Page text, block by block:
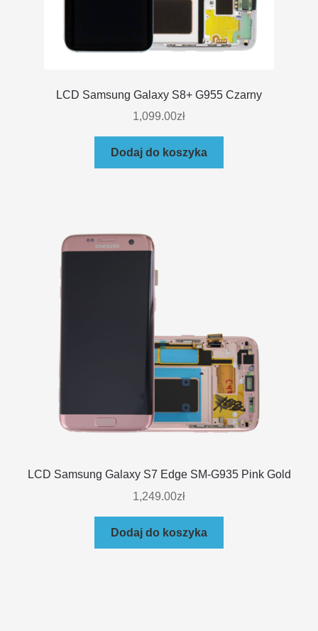
LCD Samsung Galaxy S8+ G955 Czarny
1,099.00zł
Dodaj do koszyka
LCD Samsung Galaxy S7 Edge SM-G935 Pink Gold
1,249.00zł
Dodaj do koszyka